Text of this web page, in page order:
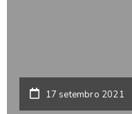
17 setembro 2021